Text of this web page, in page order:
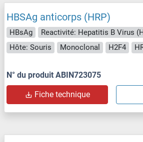
HBSAg anticorps (HRP)
HBsAg
Hôte: Souris
Monoclonal H2F4
N° du produit ABIN723075
Fiche technique